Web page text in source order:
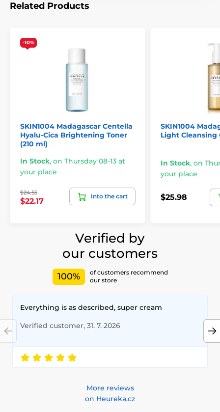
Related Products
-10%
SKIN1004 Madagascar Centella
Hyalu-Cica Brightening Toner
(210 ml)
In Stock, on Thursday 08-13 at
your place
$24.55
$22.17
Into the cart
SKIN1004
Light Cleansing
In Stock, on
your place
$25.98
Verified by
our customers
100%
of customers recommend
our store
Everything is as described, super cream
Verified customer, 31. 7. 2026
More reviews
on Heureka.cz